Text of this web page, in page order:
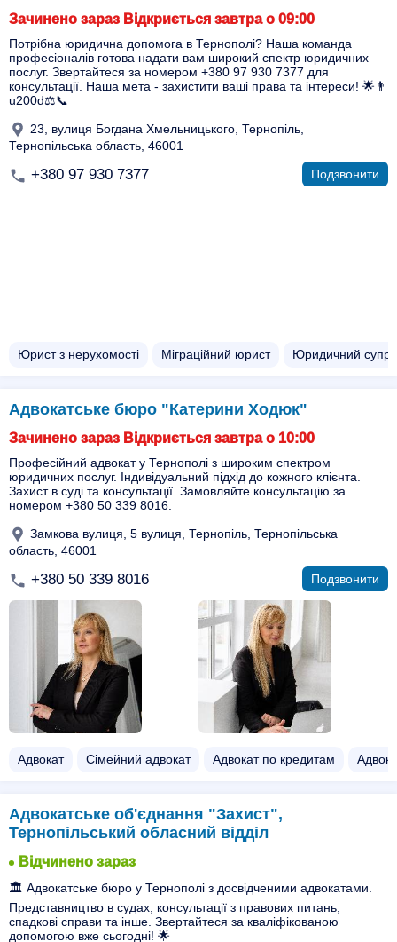
Зачинено зараз Відкриється завтра о 09:00
Потрібна юридична допомога в Тернополі? Наша команда
професіоналів готова надати вам широкий спектр юридичних
послуг. Звертайтеся за номером +380 97 930 7377 для
консультації. Наша мета - захистити ваші права та інтереси! 🌟👨
u200d⚖️📞
23, вулиця Богдана Хмельницького, Тернопіль,
Тернопільська область, 46001
+380 97 930 7377 Подзвонити
Юрист з нерухомості Міграційний юрист Юридичний
Адвокатське бюро "Катерини Ходюк"
Зачинено зараз Відкриється завтра о 10:00
Професійний адвокат у Тернополі з широким спектром
юридичних послуг. Індивідуальний підхід до кожного клієнта.
Захист в суді та консультації. Замовляйте консультацію за
номером +380 50 339 8016.
Замкова вулиця, 5 вулиця, Тернопіль, Тернопільська
область, 46001
+380 50 339 8016 Подзвонити
Адвокат Сімейний адвокат Адвокат по кредитам
Адвокатське об'єднання "Захист",
Тернопільський обласний відділ
Відчинено зараз
🏛 Адвокатське бюро у Тернополі з досвідченими адвокатами.
Представництво в судах, консультації з правових питань,
спадкові справи та інше. Звертайтеся за кваліфікованою
допомогою вже сьогодні! 🌟